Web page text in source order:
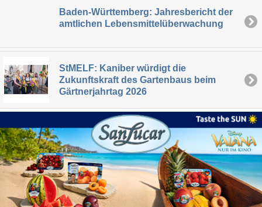
Baden-Württemberg: Jahresbericht der
amtlichen Lebensmittelüberwachung
StMELF: Kaniber würdigt die
Zukunftskraft des Gartenbaus beim
Gärtnerjahrtag 2026